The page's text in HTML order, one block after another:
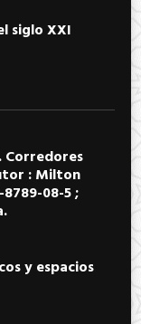
siglo XXI
Corredores
: Milton
08-5 ;
y espacios